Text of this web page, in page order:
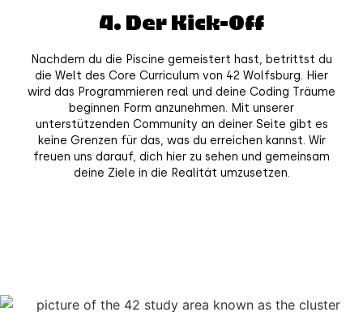
4. Der Kick-Off
Nachdem du die Piscine gemeistert hast, betrittst du
die Welt des Core Curriculum von 42 Wolfsburg. Hier
wird das Programmieren real und deine Coding Träume
beginnen Form anzunehmen. Mit unserer
unterstützenden Community an deiner Seite gibt es
keine Grenzen für das, was du erreichen kannst. Wir
freuen uns darauf, dich hier zu sehen und gemeinsam
deine Ziele in die Realität umzusetzen.